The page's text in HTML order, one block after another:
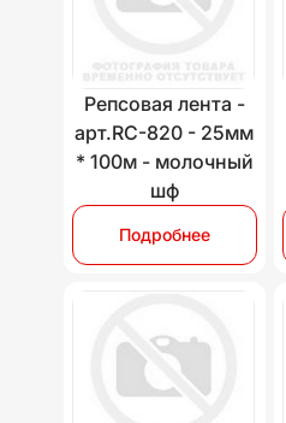
Репсовая лента -
арт.RC-820 - 25мм
* 100м - молочный
шф
Подробнее